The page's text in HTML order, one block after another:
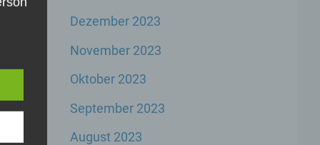
Dezember 2023
November 2023
Oktober 2023
September 2023
August 2023